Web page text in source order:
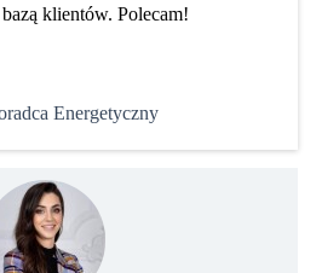
klientów. Polecam!
Energetyczny